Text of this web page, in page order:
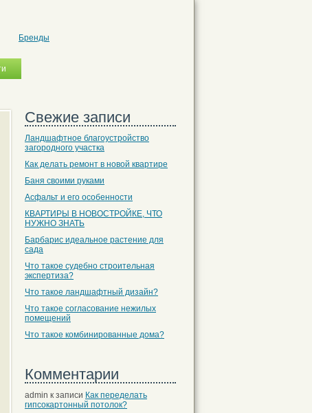
Бренды
Свежие записи
Ландшафтное благоустройство
загородного участка
Как делать ремонт в новой квартире
Баня своими руками
Асфальт и его особенности
КВАРТИРЫ В НОВОСТРОЙКЕ, ЧТО
НУЖНО ЗНАТЬ
Барбарис идеальное растение для
сада
Что такое судебно строительная
экспертиза?
Что такое ландшафтный дизайн?
Что такое согласование нежилых
помещений
Что такое комбинированные дома?
Комментарии
admin к записи Как переделать
гипсокартонный потолок?